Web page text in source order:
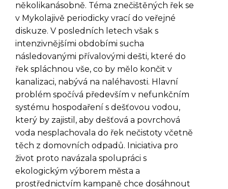
několikanásobně. Téma znečištěných řek se
v Mykolajivě periodicky vrací do veřejné
diskuze. V posledních letech však s
intenzivnějšími obdobími sucha
následovanými přívalovými dešti, které do
řek spláchnou vše, co by mělo končit v
kanalizaci, nabývá na naléhavosti. Hlavní
problém spočívá především v nefunkčním
systému hospodaření s dešťovou vodou,
který by zajistil, aby dešťová a povrchová
voda nesplachovala do řek nečistoty včetně
těch z domovních odpadů. Iniciativa pro
život proto navázala spolupráci s
ekologickým výborem města a
prostřednictvím kampaně chce dosáhnout